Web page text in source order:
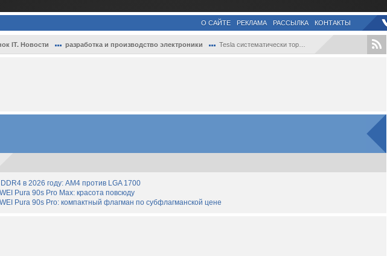
О САЙТЕ РЕКЛАМА РАССЫЛКА КОНТАКТЫ
IT. Новости разработка и производство электроники Tesla систематически тормозит с отчётами...
в 2026 году: AM4 против LGA 1700
Pura 90s Pro Max: красота повсюду
Pura 90s Pro: компактный флагман по субфлагманской цене